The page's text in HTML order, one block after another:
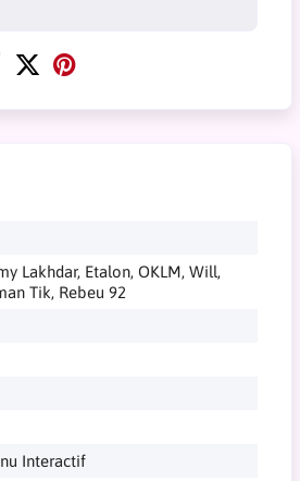
Lakhdar, Etalon, OKLM, Will,
Tik, Rebeu 92
Interactif